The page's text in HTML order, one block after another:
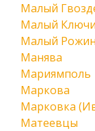
Малый
Малый
Малый Рожин
Манява
Мариямполь
Маркова
Марковка
Матеевцы